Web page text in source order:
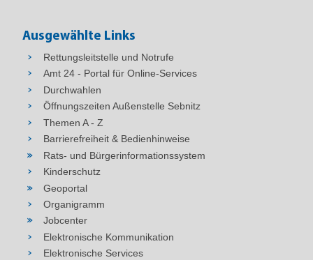
Ausgewählte Links
Rettungsleitstelle und Notrufe
Amt 24 - Portal für Online-Services
Durchwahlen
Öffnungszeiten Außenstelle Sebnitz
Themen A - Z
Barrierefreiheit & Bedienhinweise
Rats- und Bürgerinformationssystem
Kinderschutz
Geoportal
Organigramm
Jobcenter
Elektronische Kommunikation
Elektronische Services